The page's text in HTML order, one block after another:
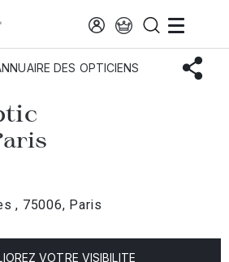
Lunette Optic
DES OPTICIENS
, 75006, Paris
VOTRE VISIBILITE